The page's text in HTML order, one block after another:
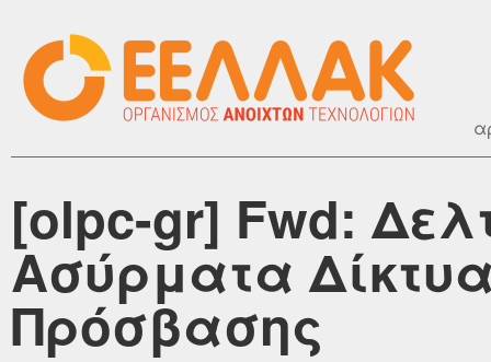
[olpc-gr] Fwd:
Ασύρματα
Πρόσβασης